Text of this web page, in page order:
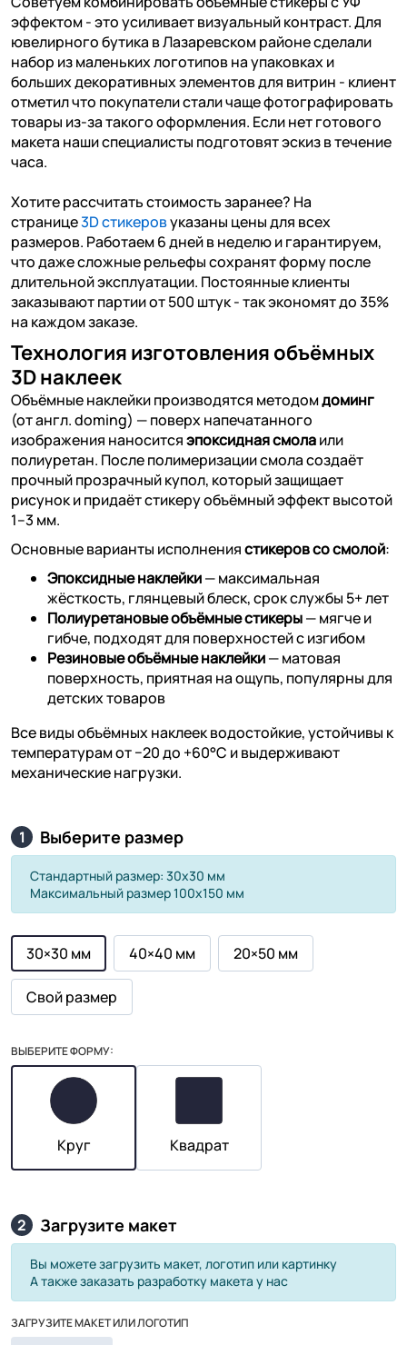
эффектом - это усиливает визуальный контраст. Для
ювелирного бутика в Лазаревском районе сделали
набор из маленьких логотипов на упаковках и
больших декоративных элементов для витрин - клиент
отметил что покупатели стали чаще фотографировать
товары из-за такого оформления. Если нет готового
макета наши специалисты подготовят эскиз в течение
часа.
Хотите рассчитать стоимость заранее? На
странице3D стикеровуказаны цены для всех
размеров. Работаем 6 дней в неделю и гарантируем,
что даже сложные рельефы сохранят форму после
длительной эксплуатации. Постоянные клиенты
заказывают партии от 500 штук - так экономят до 35%
на каждом заказе.
Технология изготовления объёмных
3D наклеек
Объёмные наклейки производятся методомдоминг
(от англ. doming) — поверх напечатанного
изображения наноситсяэпоксидная смолаили
полиуретан. После полимеризации смола создаёт
прочный прозрачный купол, который защищает
рисунок и придаёт стикеру объёмный эффект высотой
1–3 мм.
Основные варианты исполнениястикеров со смолой:
Эпоксидные наклейки— максимальная
жёсткость, глянцевый блеск, срок службы 5+ лет
Полиуретановые объёмные стикеры— мягче и
гибче, подходят для поверхностей с изгибом
Резиновые объёмные наклейки— матовая
поверхность, приятная на ощупь, популярны для
детских товаров
Все виды объёмных наклеек водостойкие, устойчивы к
температурам от −20 до +60°C и выдерживают
механические нагрузки.
1 Выберите размер
Стандартный размер: 30х30 мм
Максимальный размер 100х150 мм
30×30 мм 40×40 мм 20×50 мм
Свой размер
ВЫБЕРИТЕ ФОРМУ:
Круг Квадрат
2 Загрузите макет
Вы можете загрузить макет, логотип или картинку
А также заказать разработку макета у нас
ЗАГРУЗИТЕ МАКЕТ ИЛИ ЛОГОТИП